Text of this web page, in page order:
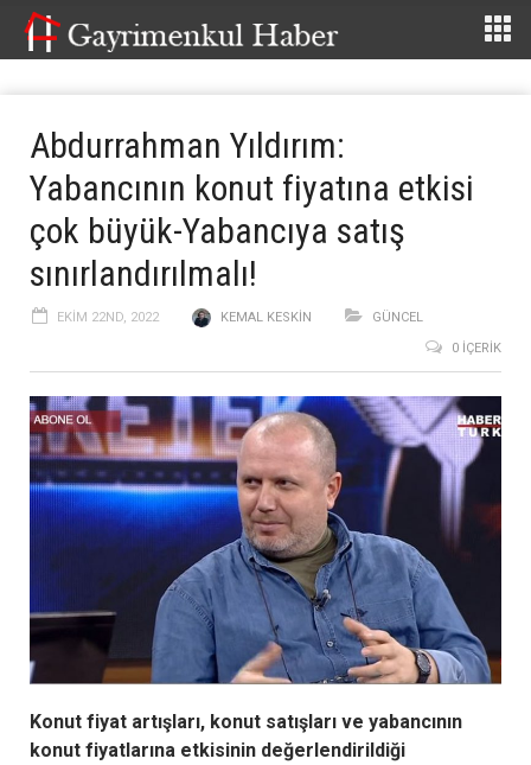
Abdurrahman Yıldırım:
Yabancının konut fiyatına etkisi
çok büyük-Yabancıya satış
sınırlandırılmalı!
EKIM 22ND, 2022 KEMAL KESKIN
GÜNCEL
0 İÇERIK
Konut fiyat artışları, konut satışları ve yabancının
konut fiyatlarına etkisinin değerlendirildiği